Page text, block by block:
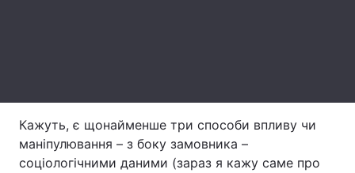
Інтерв'ю Думки
Кажуть, є щонайменше три способи впливу чи
маніпулювання – з боку замовника –
соціологічними даними (зараз я кажу саме про